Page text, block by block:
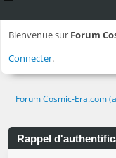
Bienvenue sur Forum
Connecter.
Forum Cosmic-Era.com
Rappel